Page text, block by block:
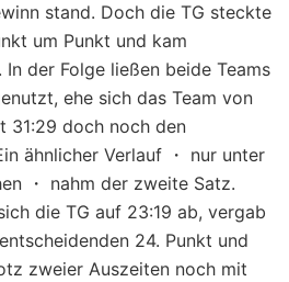
stand. Doch die TG steckte
um Punkt und kam
der Folge ließen beide Teams
ehe sich das Team von
31:29 doch noch den
ähnlicher Verlauf ・ nur unter
・ nahm der zweite Satz.
die TG auf 23:19 ab, vergab
24. Punkt und
zweier Auszeiten noch mit